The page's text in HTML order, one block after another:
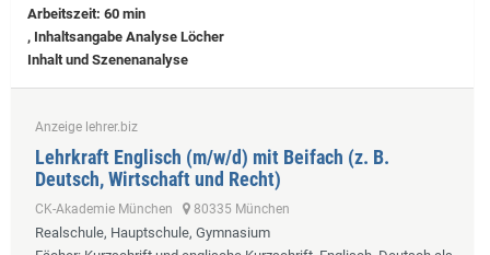
Arbeitszeit: 60 min
, Inhaltsangabe Analyse Löcher
Inhalt und Szenenanalyse
Anzeige lehrer.biz
Lehrkraft Englisch (m/w/d) mit Beifach (z. B.
Deutsch, Wirtschaft und Recht)
CK-Akademie München 80335 München
Realschule, Hauptschule, Gymnasium